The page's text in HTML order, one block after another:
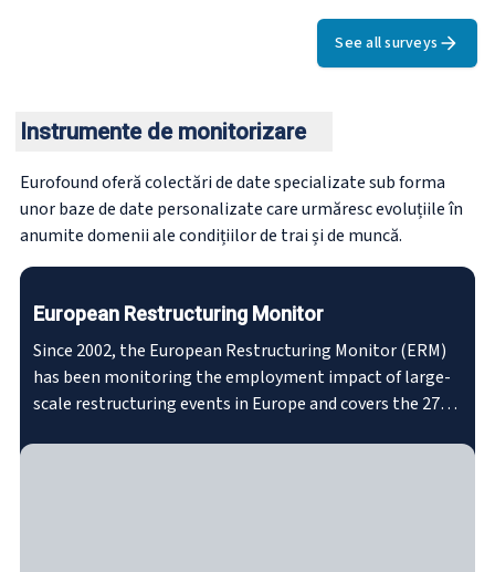
See all surveys
Instrumente de monitorizare
Eurofound oferă colectări de date specializate sub forma
unor baze de date personalizate care urmăresc evoluțiile în
anumite domenii ale condițiilor de trai și de muncă.
European Restructuring Monitor
Since 2002, the European Restructuring Monitor (ERM)
has been monitoring the employment impact of large-
scale restructuring events in Europe and covers the 27